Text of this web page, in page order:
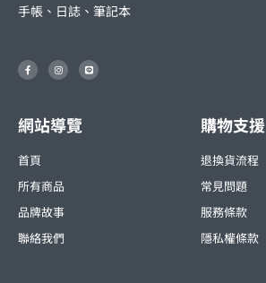
手帳、日誌、筆記本
F
a
c
k
-
I
n
s
r
a
m
L
i
n
網站導覽
首頁
所有商品
品牌故事
聯絡我們
購物支援
退換貨流程
常見問題
服務條款
隱私權條款